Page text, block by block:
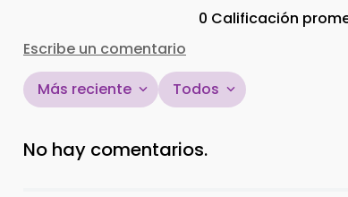
0 Calificación
Escribe un comentario
Título
Más reciente Todos
No hay comentarios.